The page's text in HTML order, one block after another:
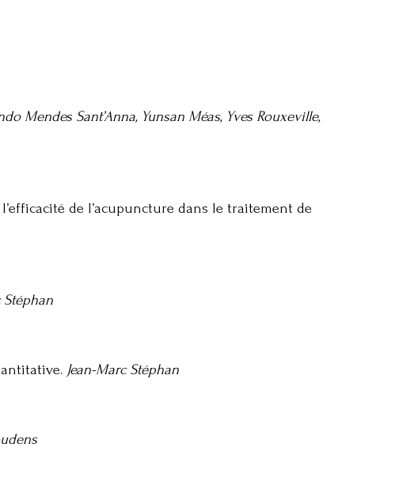
Mendes Sant’Anna, Yunsan Méas, Yves Rouxeville,
de l’acupuncture dans le traitement de
Stéphan
Jean-Marc Stéphan